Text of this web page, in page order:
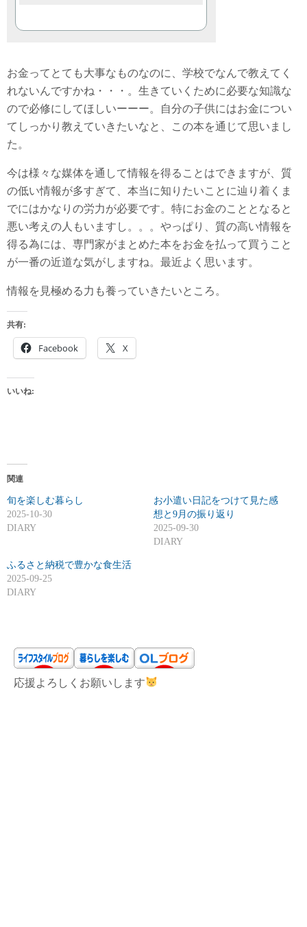
お金ってとても大事なものなのに、学校でなんで教えてく
れないんですかね・・・。生きていくために必要な知識な
ので必修にしてほしいーーー。自分の子供にはお金につい
てしっかり教えていきたいなと、この本を通じて思いまし
た。
今は様々な媒体を通して情報を得ることはできますが、質
の低い情報が多すぎて、本当に知りたいことに辿り着くま
でにはかなりの労力が必要です。特にお金のこととなると
悪い考えの人もいますし。。。やっぱり、質の高い情報を
得る為には、専門家がまとめた本をお金を払って買うこと
が一番の近道な気がしますね。最近よく思います。
情報を見極める力も養っていきたいところ。
共有:
Facebook X
いいね:
関連
旬を楽しむ暮らし
2025-10-30
DIARY
お小遣い日記をつけて見た感
想と9月の振り返り
2025-09-30
DIARY
ふるさと納税で豊かな食生活
2025-09-25
DIARY
応援よろしくお願いします